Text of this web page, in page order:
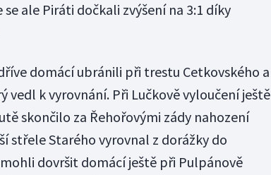
ale Piráti dočkali zvýšení na 3:1 díky
domácí ubránili při trestu Cetkovského a
k vyrovnání. Při Lučkově vyloučení ještě
skončilo za Řehořovými zády nahození
střele Starého vyrovnal z dorážky do
dovršit domácí ještě při Pulpánově